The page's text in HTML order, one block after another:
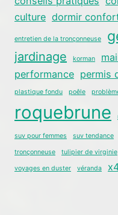
culture dormir
entretien de la tronçonneuse
jardinage korman
performance permis
plastique fondu poêle
roquebrune
suv pour femmes suv tendance
tronçonneuse tulipier de virginie
voyages en duster véranda